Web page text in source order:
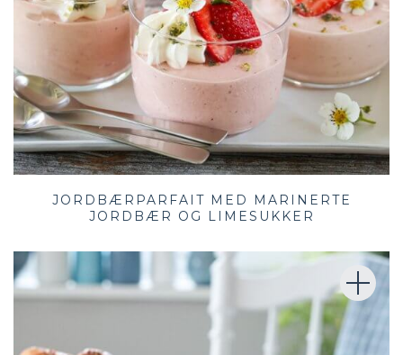
JORDBÆRPARFAIT MED MARINERTE
JORDBÆR OG LIMESUKKER